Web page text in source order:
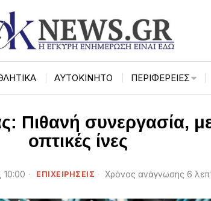
ΑΥΤΟΚΙΝΗΤΟ ΠΕΡΙΦΈΡΕΙΕΣ
συνεργασία, με
οπτικές ίνες
10:00 ΕΠΙΧΕΙΡΉΣΕΙΣ Χρόνος ανάγνωσης 6